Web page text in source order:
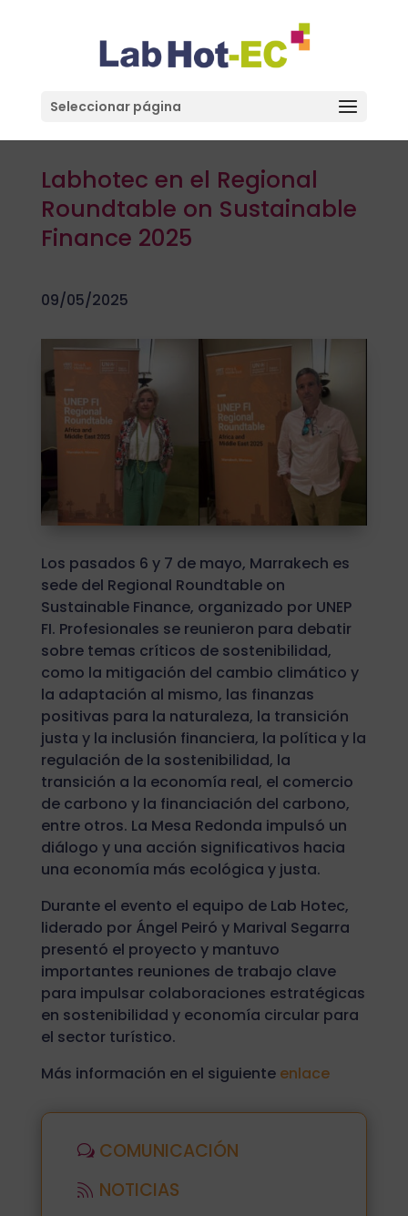
Seleccionar página
Labhotec en el Regional
Roundtable on Sustainable
Finance 2025
09/05/2025
Los pasados 6 y 7 de mayo, Marrakech es
sede del Regional Roundtable on
Sustainable Finance, organizado por UNEP
FI. Profesionales se reunieron para debatir
sobre temas críticos de sostenibilidad,
como la mitigación del cambio climático y
la adaptación al mismo, las finanzas
positivas para la naturaleza, la transición
justa y la inclusión financiera, la política y la
regulación de la sostenibilidad, la
transición a la economía real, el comercio
de carbono y la financiación del carbono,
entre otros. La Mesa Redonda impulsó un
diálogo y una acción significativos hacia
una economía más ecológica y justa.
Durante el evento el equipo de Lab Hotec,
liderado por Ángel Peiró y Marival Segarra
presentó el proyecto y mantuvo
importantes reuniones de trabajo clave
para impulsar colaboraciones estratégicas
en sostenibilidad y economía circular para
el sector turístico.
Más información en el siguiente enlace
COMUNICACIÓN
NOTICIAS